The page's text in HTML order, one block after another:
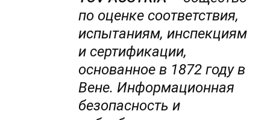
по оценке соответствия,
испытаниям, инспекциям
и сертификации,
основанное в 1872 году в
Вене. Информационная
безопасность и